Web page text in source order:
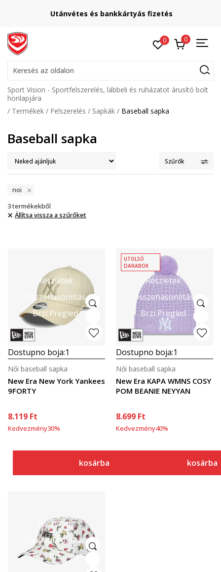
Utánvétes és bankkártyás fizetés
0 0
Keresés az oldalon
Sport Vision - Sportfelszerelés, lábbeli és ruházatot árusító bolt
honlapjára
Termékek
Felszerelés Sapkák Baseball sapka
Baseball sapka
Szűrők
noi
3termékekből
Állítsa vissza a szűrőket
Részletek
Összehasonlítás
Brzi Pregled
Dostupno boja:1
New Era New York Yankees
9FORTY
Női baseball sapka
8.119 Ft
Kedvezmény30%
kosárba
Részletek
Összehasonlítás
Brzi Pregled
UTOLSÓ
DARABOK
Dostupno boja:1
New Era KAPA WMNS COSY
POM BEANIE NEYYAN
Női baseball sapka
8.699 Ft
Kedvezmény40%
kosárba
Részletek
Összehasonlítás
Brzi Pregled